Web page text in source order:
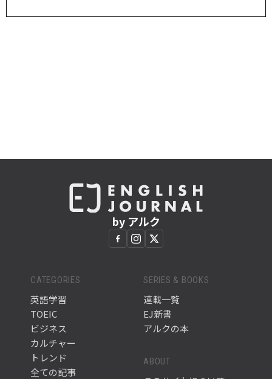
by アルク
CATEGORIES
英語学習
TOEIC
ビジネス
カルチャー
トレンド
全ての記事
SERIES & BOOKS
連載一覧
EJ新書
アルクの本
ABOUT